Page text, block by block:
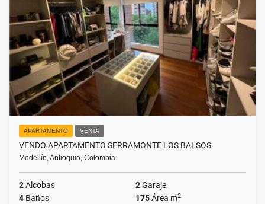
APARTAMENTO VENTA
VENDO APARTAMENTO SERRAMONTE LOS BALSOS
Medellín, Antioquia, Colombia
2Alcobas 2Garaje
4 Baños 175Área m2